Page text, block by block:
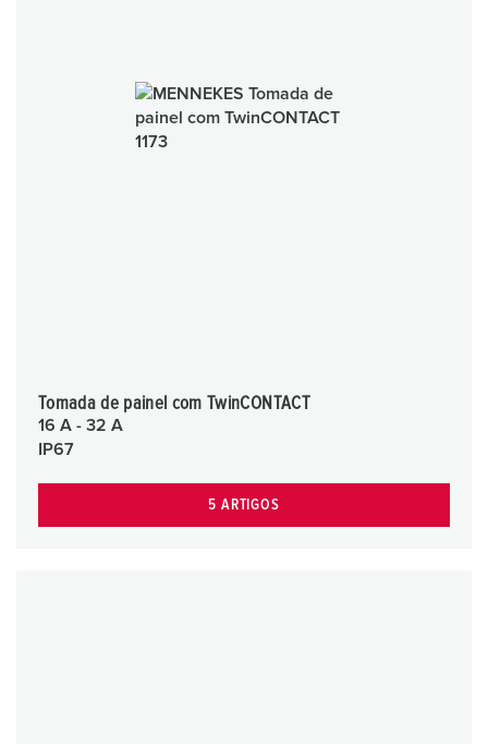
Tomada de painel com TwinCONTACT
16 A - 32 A
IP67
5 ARTIGOS